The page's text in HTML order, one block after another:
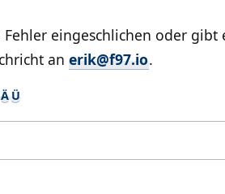
eingeschlichen oder gibt
an erik@f97.io.
Ä Ü